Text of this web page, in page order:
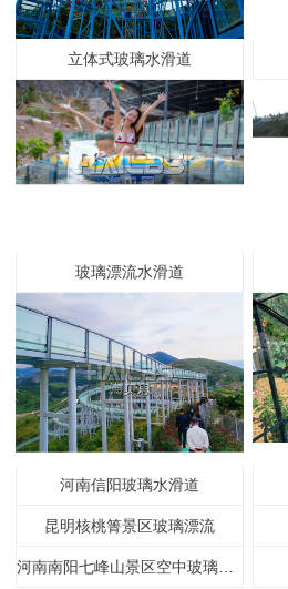
立体式玻璃水滑道
玻璃漂流水滑道
河南信阳玻璃水滑道
昆明核桃箐景区玻璃漂流